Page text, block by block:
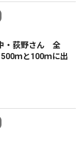
・荻野さん 全
ｍと100ｍに出